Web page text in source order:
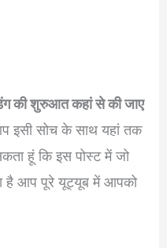
की शुरुआत कहां से की जाए
इसी सोच के साथ यहां तक
हूं कि इस पोस्ट में जो
है आप पूरे यूट्यूब में आपको